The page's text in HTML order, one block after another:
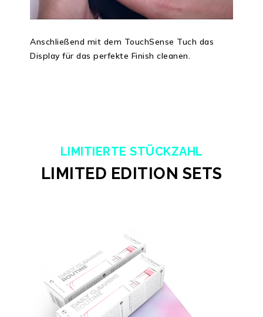
Anschließend mit dem TouchSense Tuch das
Display für das perfekte Finish cleanen.
LIMITIERTE STÜCKZAHL
LIMITED EDITION SETS